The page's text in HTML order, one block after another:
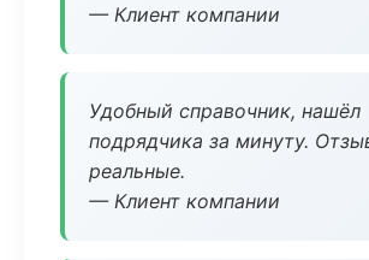
— Клиент компании
Удобный справочник, нашёл
подрядчика за минуту.
реальные.
— Клиент компании